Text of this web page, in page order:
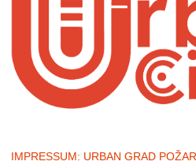
IMPRESSUM: URBAN GRAD